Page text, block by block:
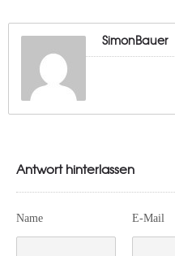
SimonBauer
Antwort hinterlassen
Name E-Mail